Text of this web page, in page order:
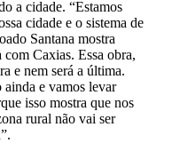
a cidade. “Estamos
cidade e o sistema de
Santana mostra
Caxias. Essa obra,
e nem será a última.
e vamos levar
isso mostra que nos
rural não vai ser